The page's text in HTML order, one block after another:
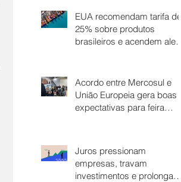
EUA recomendam tarifa de
25% sobre produtos
brasileiros e acendem alerta
Acordo entre Mercosul e
União Europeia gera boas
expectativas para feira
Juros pressionam
empresas, travam
investimentos e prolongam